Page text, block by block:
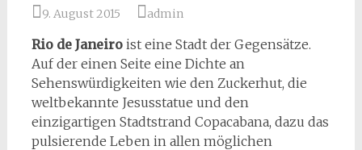
9. August 2015 admin
Rio de Janeiroist eine Stadt der Gegensätze.
Auf der einen Seite eine Dichte an
Sehenswürdigkeiten wie den Zuckerhut, die
weltbekannte Jesusstatue und den
einzigartigen Stadtstrand Copacabana, dazu das
pulsierende Leben in allen möglichen